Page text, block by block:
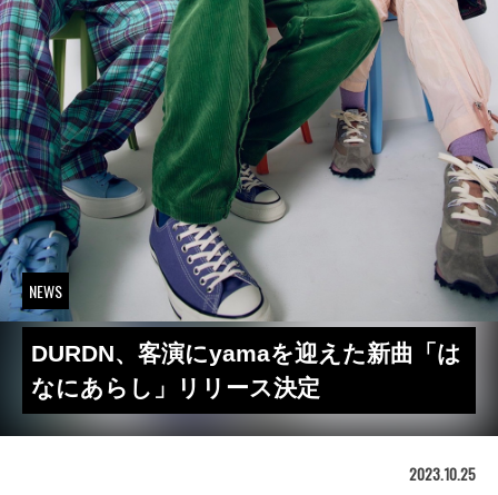
NEWS
DURDN、客演にyamaを迎えた新曲「は
なにあらし」リリース決定
2023.10.25